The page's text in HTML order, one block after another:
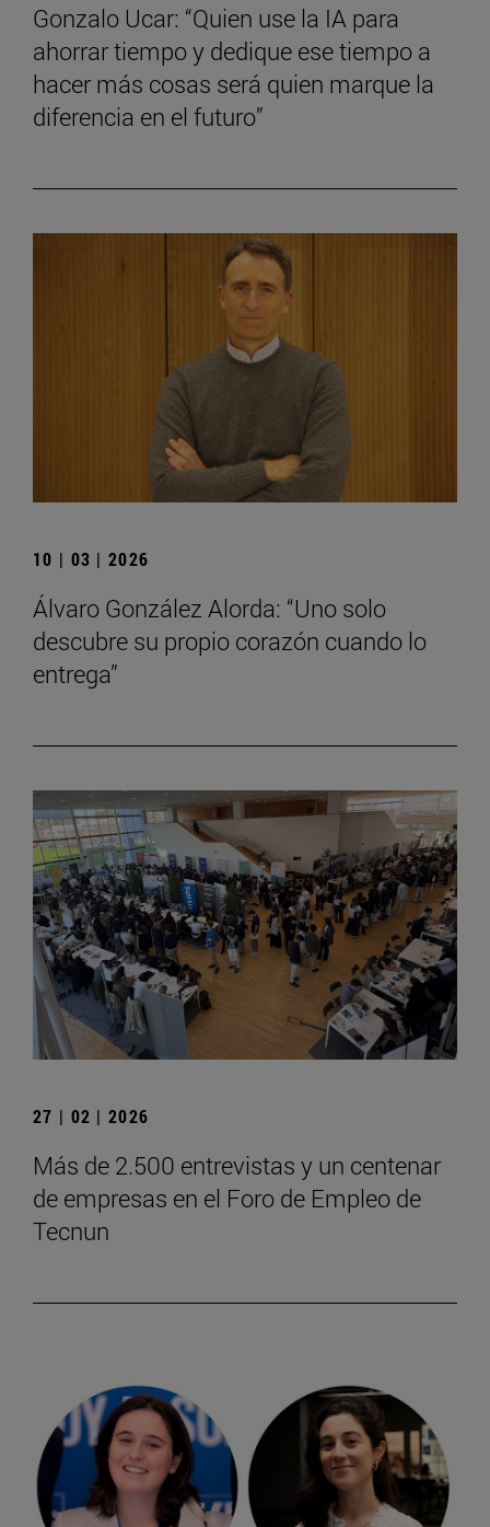
Gonzalo Ucar: “Quien use la IA para
ahorrar tiempo y dedique ese tiempo a
hacer más cosas será quien marque la
diferencia en el futuro”
10 | 03 | 2026
Álvaro González Alorda: “Uno solo
descubre su propio corazón cuando lo
entrega”
27 | 02 | 2026
Más de 2.500 entrevistas y un centenar
de empresas en el Foro de Empleo de
Tecnun